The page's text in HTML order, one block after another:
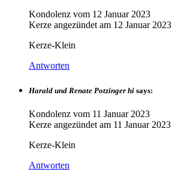
Kondolenz vom 12 Januar 2023
Kerze angezündet am 12 Januar 2023
Kerze-Klein
Antworten
Harald und Renate Potzinger hi says:
Kondolenz vom 11 Januar 2023
Kerze angezündet am 11 Januar 2023
Kerze-Klein
Antworten